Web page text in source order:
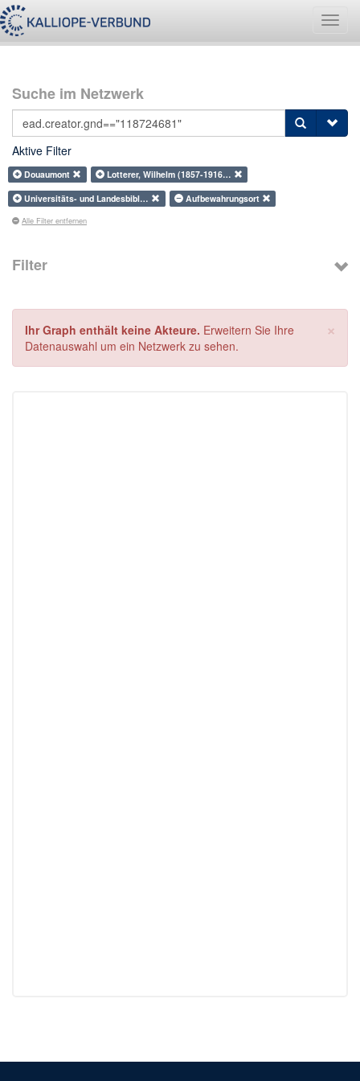
Suche im Netzwerk
Aktive Filter
Douaumont
Lotterer, Wilhelm (1857-1916…
Universitäts- und Landesbibl…
Aufbewahrungsort
Alle Filter entfernen
Filter
×
Ihr Graph enthält keine Akteure. Erweitern Sie Ihre
Datenauswahl um ein Netzwerk zu sehen.